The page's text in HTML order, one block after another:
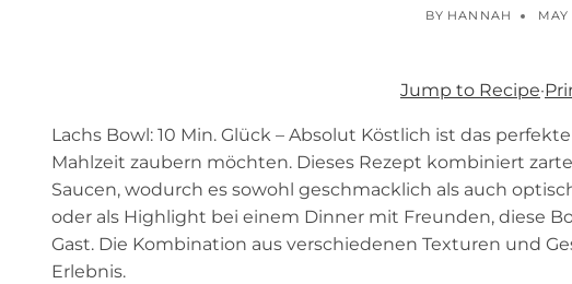
BY HANNAH MAY
Jump to Recipe·
Lachs Bowl: 10 Min. Glück – Absolut Köstlich ist das
Mahlzeit zaubern möchten. Dieses Rezept kombiniert
Saucen, wodurch es sowohl geschmacklich als auch
oder als Highlight bei einem Dinner mit Freunden, diese
Gast. Die Kombination aus verschiedenen Texturen und
Erlebnis.